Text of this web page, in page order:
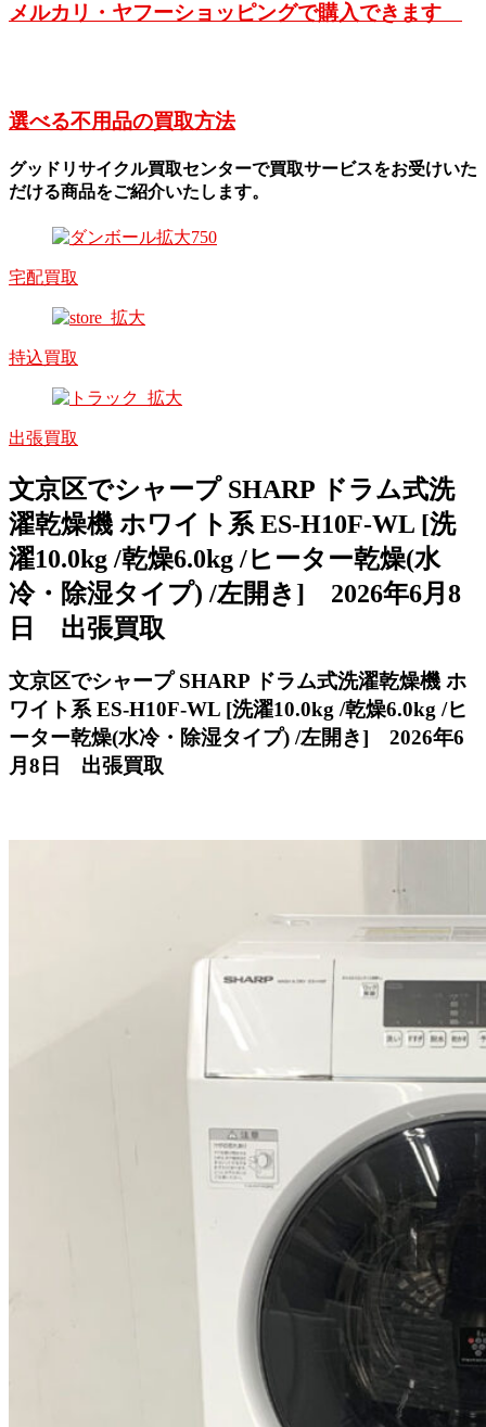
メルカリ・ヤフーショッピングで購入できます
選べる不用品の買取方法
グッドリサイクル買取センターで買取サービスをお受けいた
だける商品をご紹介いたします。
宅配買取
持込買取
出張買取
文京区でシャープ SHARP ドラム式洗
濯乾燥機 ホワイト系 ES-H10F-WL [洗
濯10.0kg /乾燥6.0kg /ヒーター乾燥(水
冷・除湿タイプ) /左開き] 2026年6月8
日 出張買取
文京区でシャープ SHARP ドラム式洗濯乾燥機 ホ
ワイト系 ES-H10F-WL [洗濯10.0kg /乾燥6.0kg /ヒ
ーター乾燥(水冷・除湿タイプ) /左開き] 2026年6
月8日 出張買取